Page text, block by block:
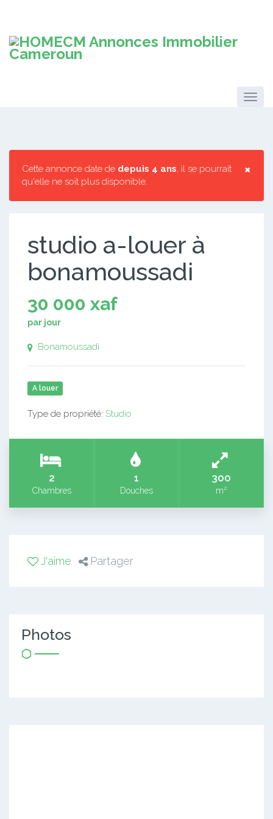
×
Cette annonce date de depuis 4 ans, il se pourrait
qu'elle ne soit plus disponible.
studio a-louer à
bonamoussadi
30 000 xaf
par jour
Bonamoussadi
A louer
Type de propriété: Studio
2
Chambres
1
Douches
300
m²
J'aime Partager
Photos